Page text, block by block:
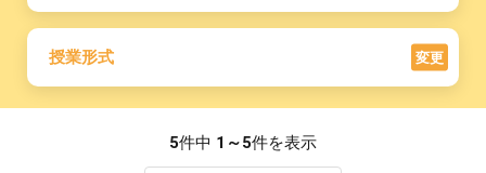
授業形式 変更
5件中 1～5件を表示